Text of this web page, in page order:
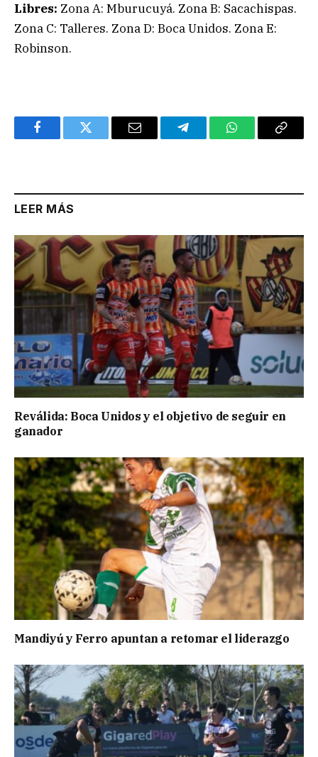
Libres: Zona A: Mburucuyá. Zona B: Sacachispas.
Zona C: Talleres. Zona D: Boca Unidos. Zona E:
Robinson.
FacebookTwitter Email TelegramWhatsAppCopy
LEER MÁS
Reválida: Boca Unidos y el objetivo de seguir en
ganador
Mandiyú y Ferro apuntan a retomar el liderazgo